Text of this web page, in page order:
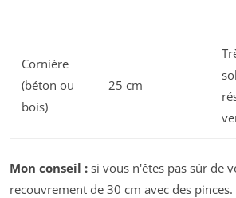
Cornière
(béton ou
bois)
25 cm
Mon conseil : si vous n'êtes pas sûr de
recouvrement de 30 cm avec des